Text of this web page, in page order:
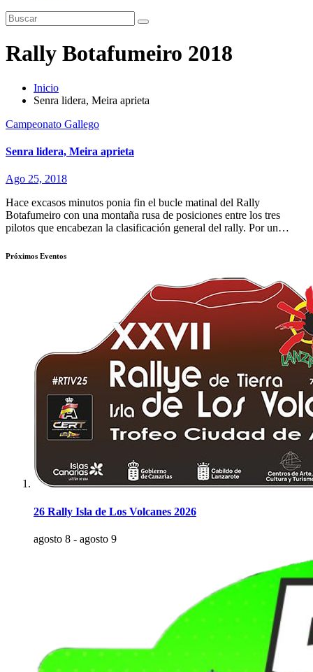
Rally Botafumeiro 2018
Inicio
Senra lidera, Meira aprieta
Campeonato Gallego
Senra lidera, Meira aprieta
Ago 25, 2018
Hace excasos minutos ponia fin el bucle matinal del Rally
Botafumeiro con una montaña rusa de posiciones entre los tres
pilotos que encabezan la clasificación general del rally. Por un…
Próximos Eventos
26 Rally Isla de Los Volcanes 2026
agosto 8 - agosto 9